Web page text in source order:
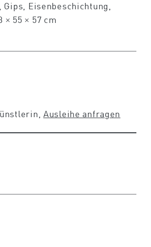
Eisenbeschichtung,
× 55 × 57 cm
Ausleihe anfragen